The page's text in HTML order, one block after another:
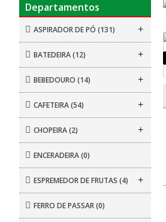
Departamentos
ASPIRADOR DE PÓ (131) +
BATEDEIRA(12) +
BEBEDOURO (14) +
CAFETEIRA(54) +
CHOPEIRA(2) +
ENCERADEIRA(0)
ESPREMEDOR DE FRUTAS (4) +
FERRO DE PASSAR(0)